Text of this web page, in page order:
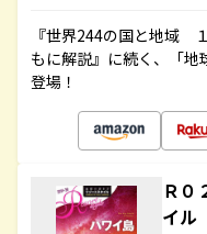
『世界244の国と地域
もに解説』に続く、「
登場！
Ｒ
イル